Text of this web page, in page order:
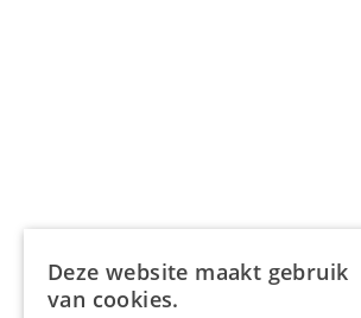
Deze website maakt gebruik
van cookies.